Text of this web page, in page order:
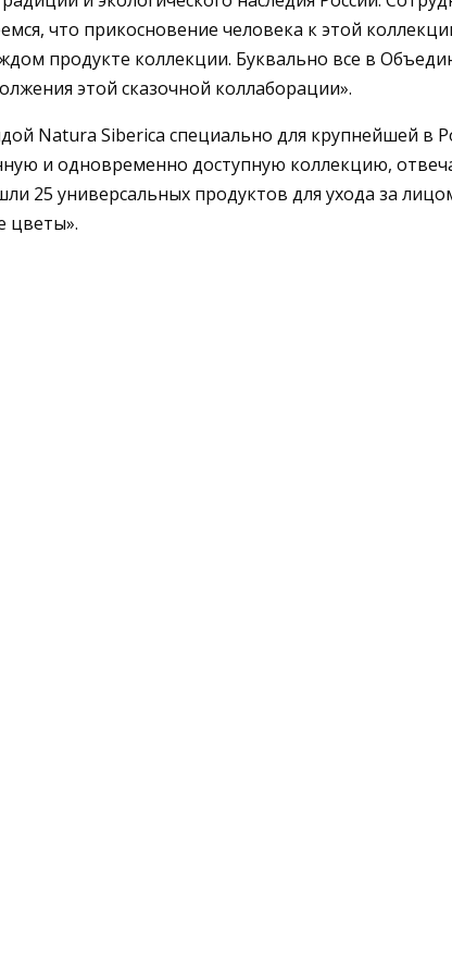
что прикосновение человека к этой
продукте коллекции. Буквально все в
этой сказочной коллаборации».
Natura Siberica специально для крупнейшей в
и одновременно доступную коллекцию,
25 универсальных продуктов для ухода за
цветы».